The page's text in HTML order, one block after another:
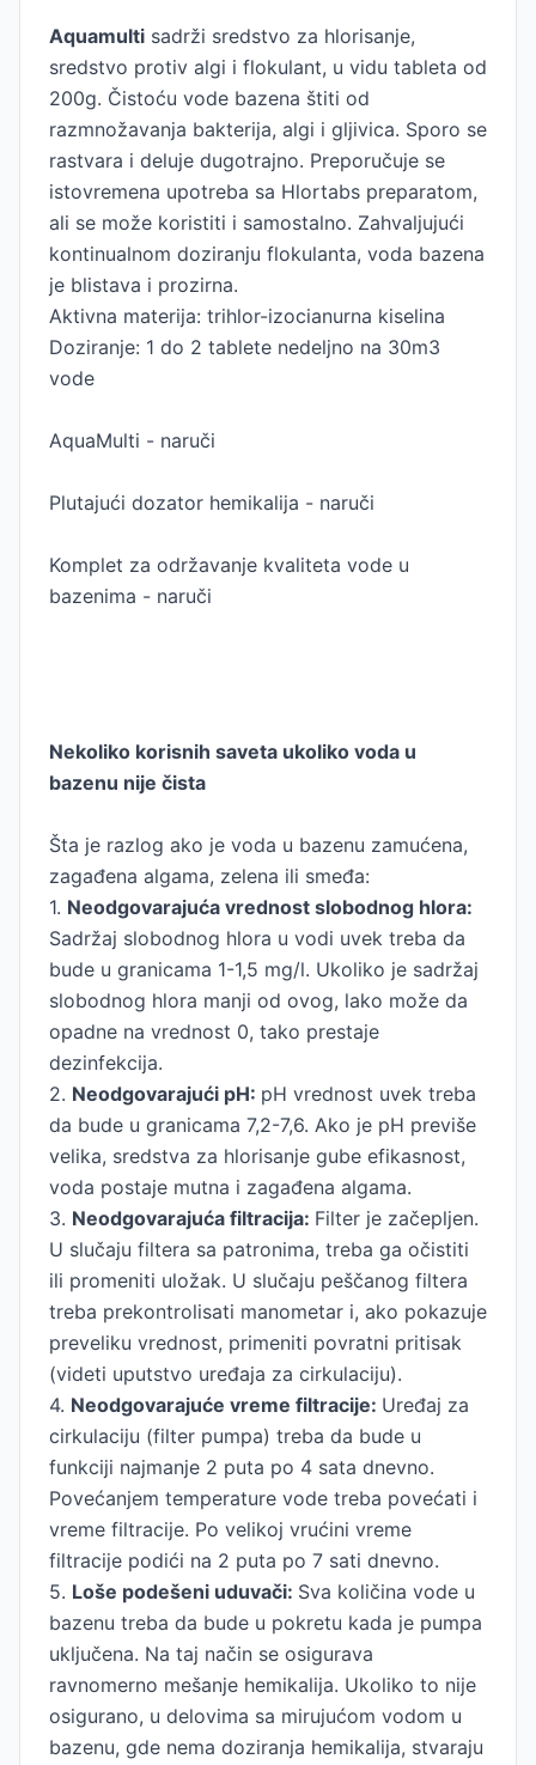
Aquamulti sadrži sredstvo za hlorisanje,
sredstvo protiv algi i flokulant, u vidu tableta od
200g. Čistoću vode bazena štiti od
razmnožavanja bakterija, algi i gljivica. Sporo se
rastvara i deluje dugotrajno. Preporučuje se
istovremena upotreba sa Hlortabs preparatom,
ali se može koristiti i samostalno. Zahvaljujući
kontinualnom doziranju flokulanta, voda bazena
je blistava i prozirna.
Aktivna materija: trihlor-izocianurna kiselina
Doziranje: 1 do 2 tablete nedeljno na 30m3
vode
AquaMulti - naruči
Plutajući dozator hemikalija - naruči
Komplet za održavanje kvaliteta vode u
bazenima - naruči
Nekoliko korisnih saveta ukoliko voda u
bazenu nije čista
Šta je razlog ako je voda u bazenu zamućena,
zagađena algama, zelena ili smeđa:
1. Neodgovarajuća vrednost slobodnog hlora:
Sadržaj slobodnog hlora u vodi uvek treba da
bude u granicama 1-1,5 mg/l. Ukoliko je sadržaj
slobodnog hlora manji od ovog, lako može da
opadne na vrednost 0, tako prestaje
dezinfekcija.
2. Neodgovarajući pH: pH vrednost uvek treba
da bude u granicama 7,2-7,6. Ako je pH previše
velika, sredstva za hlorisanje gube efikasnost,
voda postaje mutna i zagađena algama.
3. Neodgovarajuća filtracija: Filter je začepljen.
U slučaju filtera sa patronima, treba ga očistiti
ili promeniti uložak. U slučaju peščanog filtera
treba prekontrolisati manometar i, ako pokazuje
preveliku vrednost, primeniti povratni pritisak
(videti uputstvo uređaja za cirkulaciju).
4. Neodgovarajuće vreme filtracije: Uređaj za
cirkulaciju (filter pumpa) treba da bude u
funkciji najmanje 2 puta po 4 sata dnevno.
Povećanjem temperature vode treba povećati i
vreme filtracije. Po velikoj vrućini vreme
filtracije podići na 2 puta po 7 sati dnevno.
5. Loše podešeni uduvači: Sva količina vode u
bazenu treba da bude u pokretu kada je pumpa
uključena. Na taj način se osigurava
ravnomerno mešanje hemikalija. Ukoliko to nije
osigurano, u delovima sa mirujućom vodom u
bazenu, gde nema doziranja hemikalija, stvaraju